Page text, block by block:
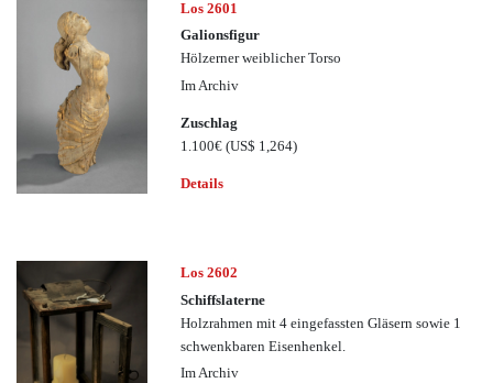
Los 2601
Galionsfigur
Hölzerner weiblicher Torso
Im Archiv
Zuschlag
1.100€(US$ 1,264)
Details
Los 2602
Schiffslaterne
Holzrahmen mit 4 eingefassten Gläsern sowie 1
schwenkbaren Eisenhenkel.
Im Archiv